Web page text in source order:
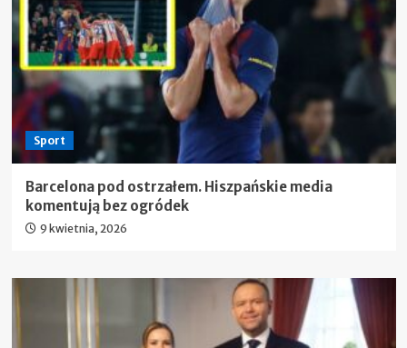
Sport
Barcelona pod ostrzałem. Hiszpańskie media
komentują bez ogródek
9 kwietnia, 2026